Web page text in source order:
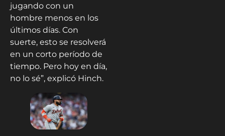
jugando con un
hombre menos en los
últimos días. Con
suerte, esto se resolverá
en un corto período de
tiempo. Pero hoy en día,
no lo sé”, explicó Hinch.